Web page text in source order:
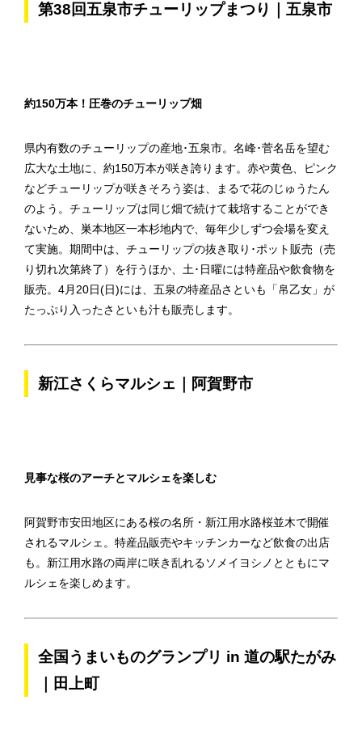
第38回五泉市チューリップまつり｜五泉市
約150万本！圧巻のチューリップ畑
県内有数のチューリップの産地･五泉市。名峰･菅名岳を望む
広大な土地に、約150万本が咲き誇ります。赤や黄色、ピンク
などチューリップが咲きそろう姿は、まるで花のじゅうたん
のよう。チューリップは同じ畑で続けて栽培することができ
ないため、巣本地区一本杉地内で、毎年少しずつ会場を変え
て実施。期間中は、チューリップの抜き取り･ポット販売（売
り切れ次第終了）を行うほか、土･日曜には特産品や飲食物を
販売。4月20日(日)には、五泉の特産品さといも「帛乙女」が
たっぷり入ったさといも汁も販売します。
新江さくらマルシェ｜阿賀野市
見事な桜のアーチとマルシェを楽しむ
阿賀野市安田地区にある桜の名所・新江用水路桜並木で開催
されるマルシェ。特産品販売やキッチンカーなど飲食の出店
も。新江用水路の両岸に咲き乱れるソメイヨシノとともにマ
ルシェを楽しめます。
全国うまいものグランプリ in 道の駅たがみ
｜田上町